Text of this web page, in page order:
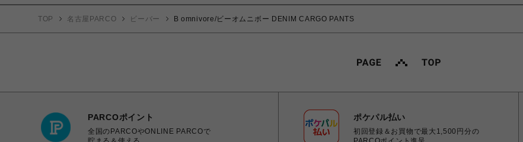
TOP 名古屋PARCO ビーバー B omnivore/ビーオムニボー DENIM CARGO PANTS
PARCOポイント
全国のPARCOやONLINE PARCOで
ポケパル払い
初回登録＆お買物で最大1,500円分の